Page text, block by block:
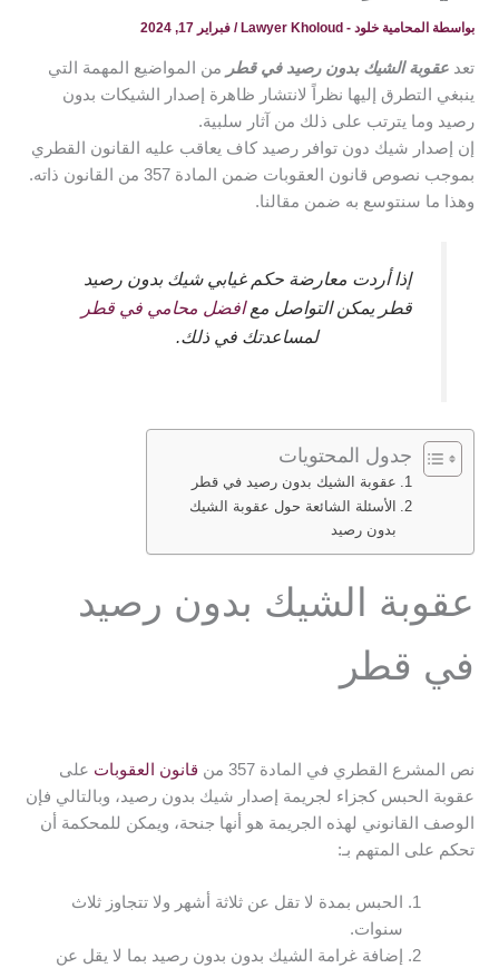
بواسطة المحامية خلود - Lawyer Kholoud /فبراير 17, 2024
تعدعقوبة الشيك بدون رصيد في قطر
من المواضيع المهمة التي
ينبغي التطرق إليها نظراً لانتشار ظاهرة إصدار الشيكات بدون
رصيد وما يترتب على ذلك من آثار سلبية.
إن إصدار شيك دون توافر رصيد كاف يعاقب عليه القانون القطري
بموجب نصوص قانون العقوبات ضمن المادة 357 من القانون ذاته.
وهذا ما سنتوسع به ضمن مقالنا.
إذا أردت معارضة حكم غيابي شيك بدون رصيد
قطر يمكن التواصل معافضل محامي في قطر
لمساعدتك في ذلك.
جدول المحتويات
عقوبة الشيك بدون رصيد في قطر
الأسئلة الشائعة حول عقوبة الشيك
بدون رصيد
عقوبة الشيك بدون رصيد
في قطر
نص المشرع القطري في المادة 357 من قانون العقوبات على
عقوبة الحبس كجزاء لجريمة إصدار شيك بدون رصيد، وبالتالي فإن
الوصف القانوني لهذه الجريمة هو أنها جنحة، ويمكن للمحكمة أن
تحكم على المتهم بـ:
الحبس بمدة لا تقل عن ثلاثة أشهر ولا تتجاوز ثلاث
سنوات.
إضافة غرامة الشيك بدون بدون رصيد بما لا يقل عن